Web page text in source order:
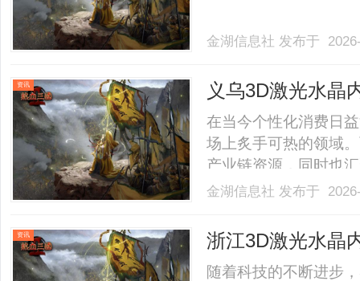
金湖信息社 发布于
资讯 义乌3D激光水晶
在当今个性化消费日
场上炙手可热的领域
产业链资源，同时也
文将深入探讨义乌3D
种利用激光技术，在
金湖信息社 发布于
资讯 浙江3D激光水晶
随着科技的不断进步